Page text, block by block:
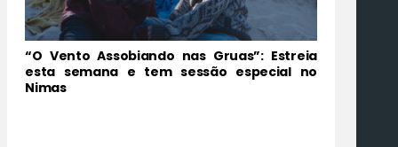
“O Vento Assobiando nas Gruas”: Estreia
esta semana e tem sessão especial no
Nimas